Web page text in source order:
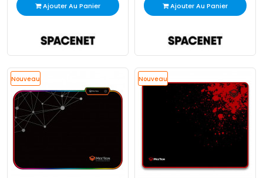
Ajouter Au Panier Ajouter Au Panier
Nouveau Nouveau